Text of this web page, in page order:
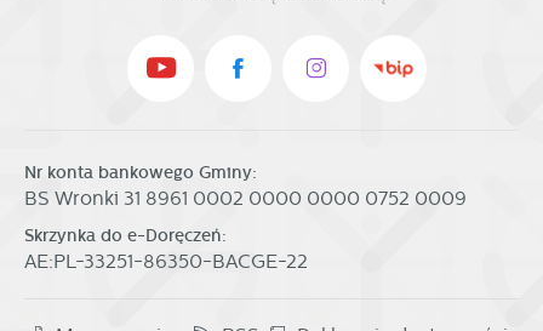
Nr konta bankowego Gminy:
BS Wronki 31 8961 0002 0000 0000 0752 0009
Skrzynka do e-Doręczeń:
AE:PL-33251-86350-BACGE-22